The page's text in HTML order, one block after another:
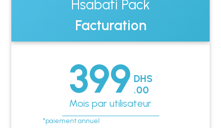
Hsabati Pack
Facturation
399 .00
DHS
Mois par utilisateur
*paiement annuel